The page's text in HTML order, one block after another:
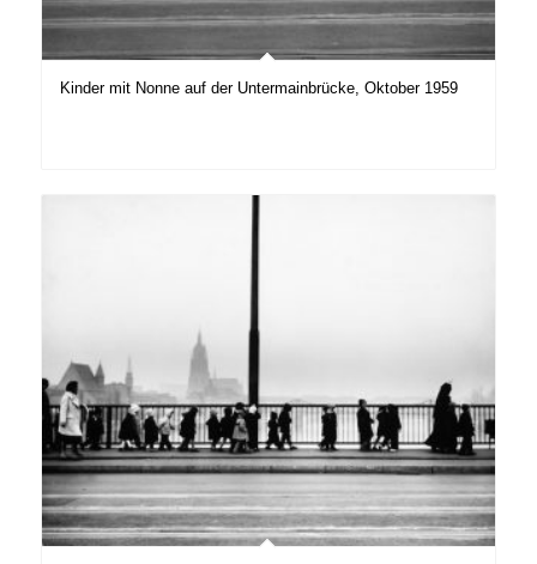
Kinder mit Nonne auf der Untermainbrücke, Oktober 1959